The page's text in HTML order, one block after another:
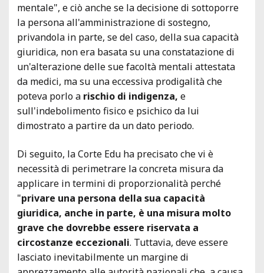
mentale", e ciò anche se la decisione di sottoporre
la persona all'amministrazione di sostegno,
privandola in parte, se del caso, della sua capacità
giuridica, non era basata su una constatazione di
un'alterazione delle sue facoltà mentali attestata
da medici, ma su una eccessiva prodigalità che
poteva porlo a rischio di indigenza, e
sull'indebolimento fisico e psichico da lui
dimostrato a partire da un dato periodo.
Di seguito, la Corte Edu ha precisato che vi è
necessità di perimetrare la concreta misura da
applicare in termini di proporzionalità perché
"privare una persona della sua capacità
giuridica, anche in parte, è una misura molto
grave che dovrebbe essere riservata a
circostanze eccezionali. Tuttavia, deve essere
lasciato inevitabilmente un margine di